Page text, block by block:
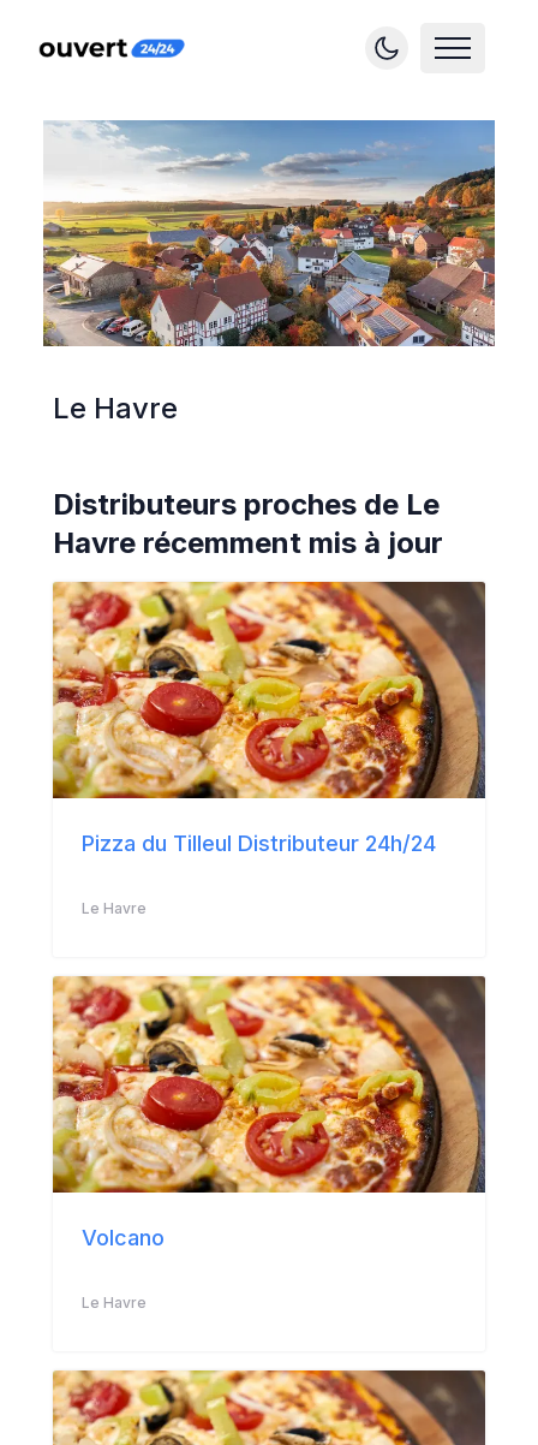
Le Havre
Distributeurs proches de Le
Havre récemment mis à jour
Pizza du Tilleul Distributeur 24h/24
Le Havre
Volcano
Le Havre